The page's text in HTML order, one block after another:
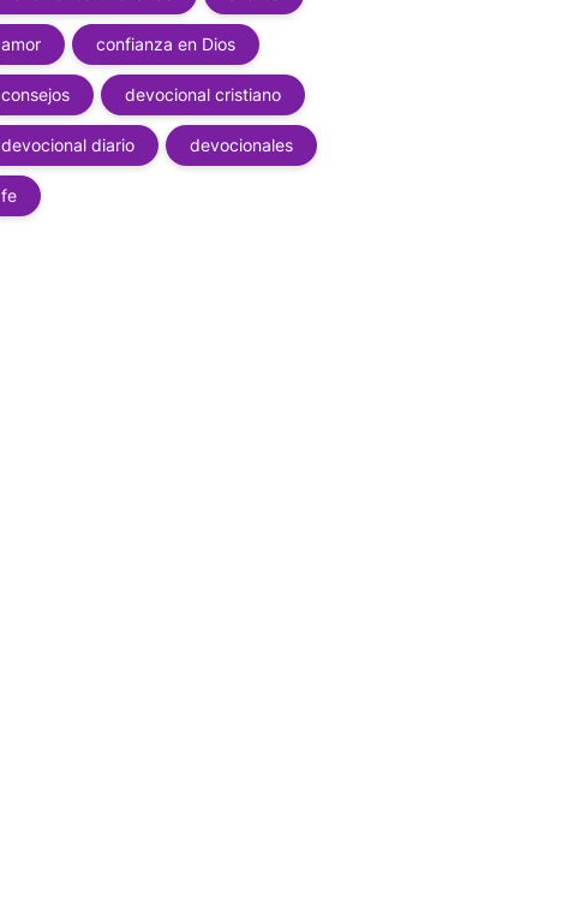
amor confianza en Dios
consejos devocional cristiano
devocional diario devocionales
fe